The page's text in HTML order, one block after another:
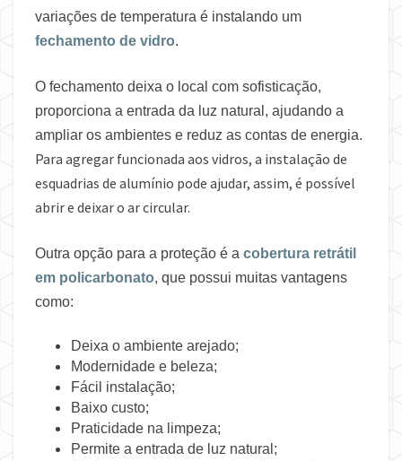
variações de temperatura é instalando um
fechamento de vidro.
O fechamento deixa o local com sofisticação,
proporciona a entrada da luz natural, ajudando a
ampliar os ambientes e reduz as contas de energia.
Para agregar funcionada aos vidros, a instalação de
esquadrias de alumínio pode ajudar, assim, é possível
abrir e deixar o ar circular.
Outra opção para a proteção é a cobertura retrátil
em policarbonato, que possui muitas vantagens
como:
Deixa o ambiente arejado;
Modernidade e beleza;
Fácil instalação;
Baixo custo;
Praticidade na limpeza;
Permite a entrada de luz natural;